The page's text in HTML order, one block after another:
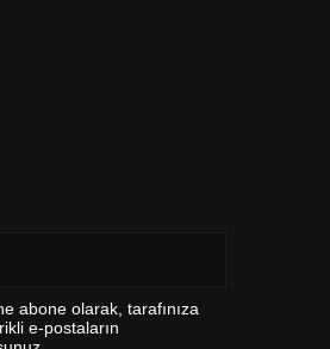
abone olarak, tarafınıza
e-postaların